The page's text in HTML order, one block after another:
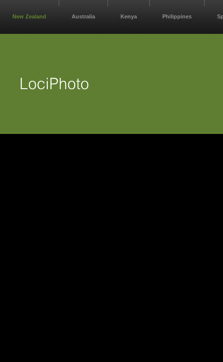
New Zealand Australia Kenya Philippines